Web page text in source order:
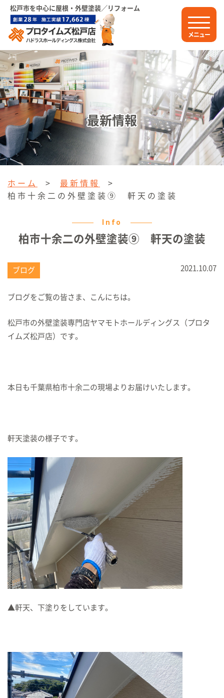
松戸市を中心に屋根・外壁塗装／リフォーム
メニュー
最新情報
ホーム > 最新情報
>
柏市十余二の外壁塗装⑨ 軒天の塗装
Info
柏市十余二の外壁塗装⑨ 軒天の塗装
ブログ 2021.10.07
ブログをご覧の皆さま、こんにちは。
松戸市の外壁塗装専門店ヤマモトホールディングス（プロタ
イムズ松戸店）です。
本日も千葉県柏市十余二の現場よりお届けいたします。
軒天塗装の様子です。
▲軒天、下塗りをしています。